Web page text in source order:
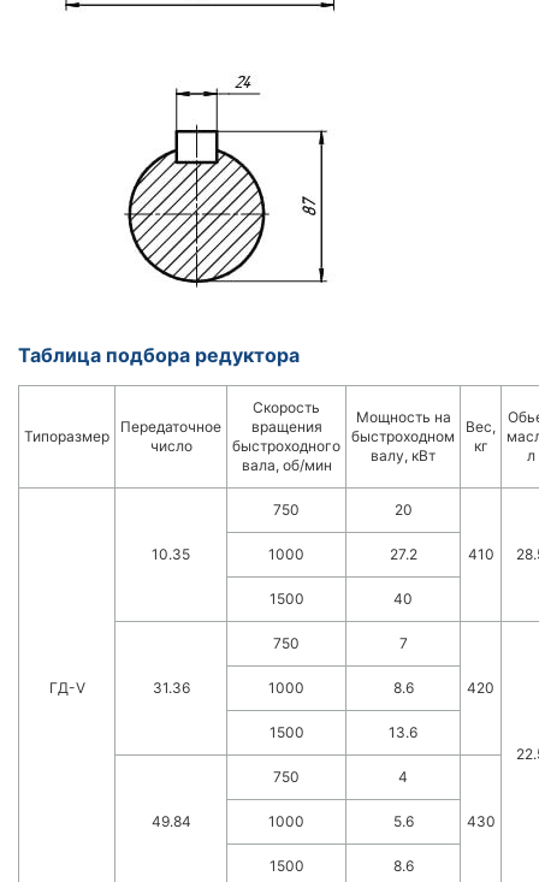
Таблица подбора редуктора
Типоразмер
Передаточное
число
Скорость
вращения
быстроходного
вала, об/мин
Мощность на
быстроходном
валу, кВт
Вес,
кг
л
ГД-V
10.35
750 20
410
1000 27.2
1500 40
31.36
750 7
420
1000 8.6
1500 13.6
49.84
750 4
430
1000 5.6
1500 8.6